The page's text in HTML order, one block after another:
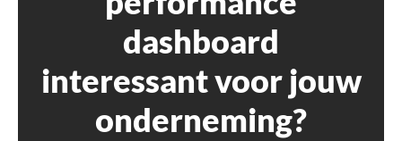
dashboard
interessant voor jouw
onderneming?